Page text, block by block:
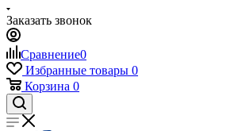
Заказать звонок
Сравнение0
Избранные товары 0
Корзина 0